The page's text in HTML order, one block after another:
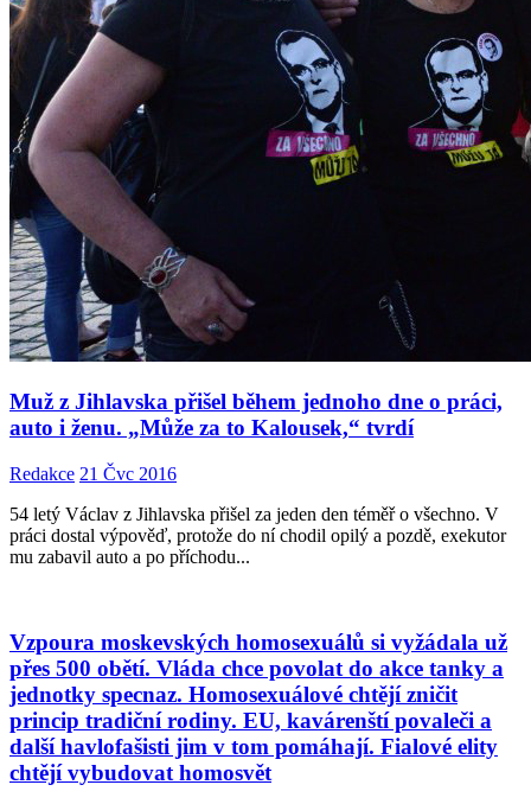
Muž z Jihlavska přišel během jednoho dne o práci,
auto i ženu. „Může za to Kalousek,“ tvrdí
Redakce 21 Čvc 2016
54 letý Václav z Jihlavska přišel za jeden den téměř o všechno. V
práci dostal výpověď, protože do ní chodil opilý a pozdě, exekutor
mu zabavil auto a po příchodu...
Vzpoura moskevských homosexuálů si vyžádala už
přes 500 obětí. Vláda chce povolat do akce tanky a
jednotky specnaz. Homosexuálové chtějí zničit
princip tradiční rodiny. EU, kavárenští povaleči a
další havlofašisti jim v tom pomáhají. Fialové elity
chtějí vybudovat homosvět